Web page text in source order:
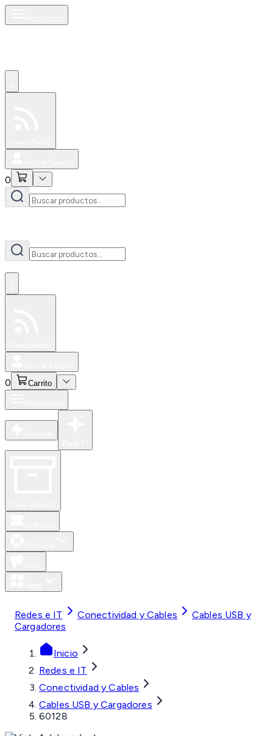
0
0 Carrito
Redes e IT
Conectividad y Cables
Cables USB y
Cargadores
Inicio
Redes e IT
Conectividad y Cables
Cables USB y Cargadores
60128